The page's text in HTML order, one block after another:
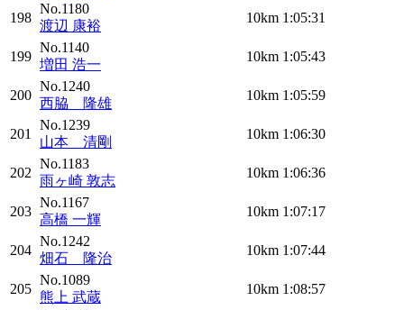
198
No.1180
渡辺 康裕
10km 1:05:31
199
No.1140
増田 浩一
10km 1:05:43
200
No.1240
西脇 隆雄
10km 1:05:59
201
No.1239
山本 清剛
10km 1:06:30
202
No.1183
雨ヶ崎 敦志
10km 1:06:36
203
No.1167
高橋 一輝
10km 1:07:17
204
No.1242
畑石 隆治
10km 1:07:44
205
No.1089
熊上 武蔵
10km 1:08:57